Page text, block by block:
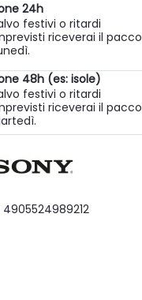
24h
festivi o ritardi
riceverai il pacco
48h (es: isole)
festivi o ritardi
riceverai il pacco
4905524989212